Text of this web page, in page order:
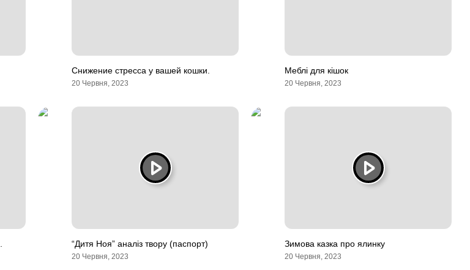
Снижение стресса у вашей кошки.
20 Червня, 2023
Меблі для кішок
20 Червня, 2023
“Дитя Ноя” аналіз твору (паспорт)
20 Червня, 2023
Зимова казка про ялинку
20 Червня, 2023